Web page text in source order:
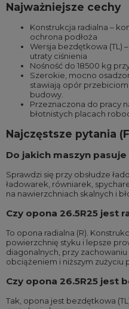
Najważniejsze cechy
Konstrukcja radialna –
ochrona podłoża
Wersja bezdętkowa (TL)
utraty ciśnienia
Nośność do 18500 kg
Szerokie, mocno
stawiają opór
budowy.
Przeznaczona do pracy
błotnistych placach
Najczęstsze pytania
Do jakich maszyn pasuje
Sprawdzi się przy obsłudze
ładowarek, równiarek,
na nawierzchniach skalnych i
Czy opona 26.5R25 jest
To opona radialna (R).
powierzchnię styku i lepsze
diagonalnych, przy
obciążeniem i niższym zużyciu
Czy opona 26.5R25 jest
Tak, opona jest bezdętkowa